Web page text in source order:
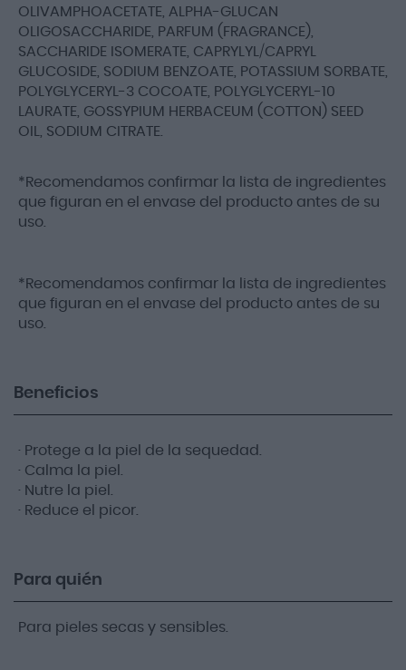
OLIVAMPHOACETATE, ALPHA-GLUCAN
OLIGOSACCHARIDE, PARFUM (FRAGRANCE),
SACCHARIDE ISOMERATE, CAPRYLYL/CAPRYL
GLUCOSIDE, SODIUM BENZOATE, POTASSIUM SORBATE,
POLYGLYCERYL-3 COCOATE, POLYGLYCERYL-10
LAURATE, GOSSYPIUM HERBACEUM (COTTON) SEED
OIL, SODIUM CITRATE.
*Recomendamos confirmar la lista de ingredientes
que figuran en el envase del producto antes de su
uso.
*Recomendamos confirmar la lista de ingredientes
que figuran en el envase del producto antes de su
uso.
Beneficios
· Protege a la piel de la sequedad.
· Calma la piel.
· Nutre la piel.
· Reduce el picor.
Para quién
Para pieles secas y sensibles.